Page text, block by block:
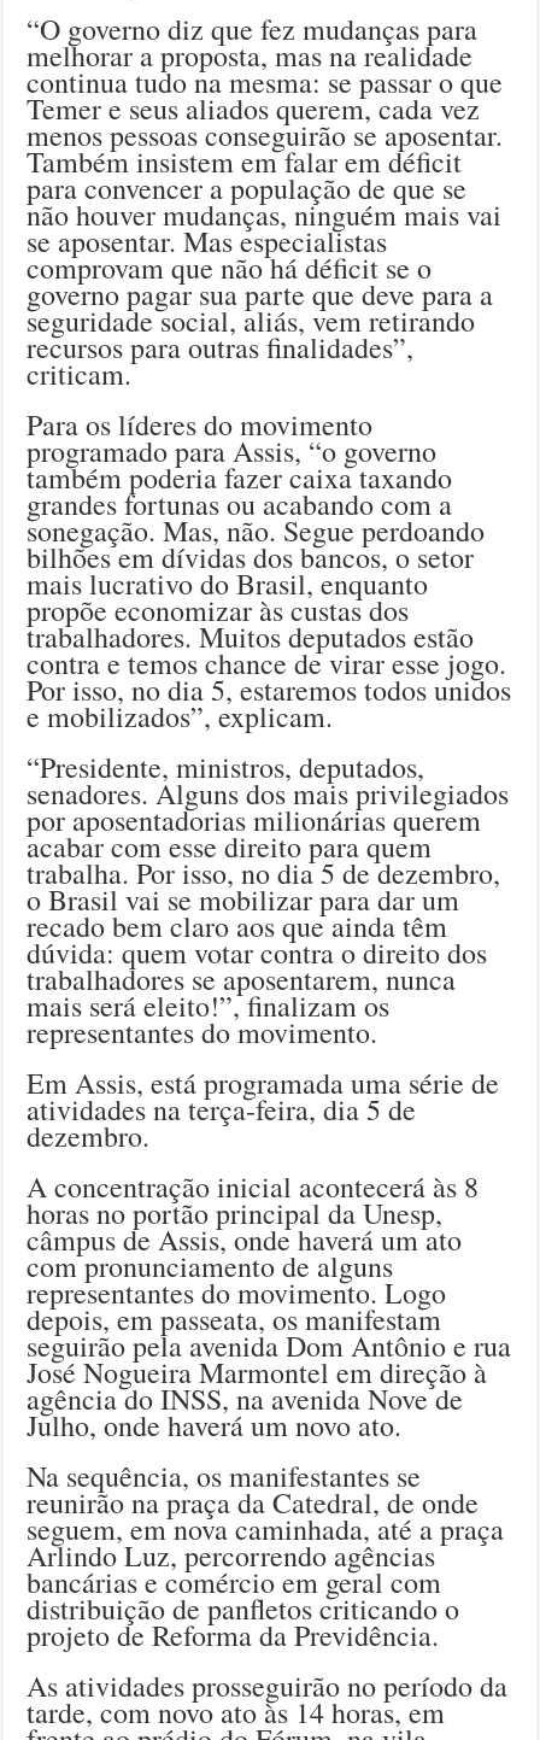
“O governo diz que fez mudanças para
melhorar a proposta, mas na realidade
continua tudo na mesma: se passar o que
Temer e seus aliados querem, cada vez
menos pessoas conseguirão se aposentar.
Também insistem em falar em déficit
para convencer a população de que se
não houver mudanças, ninguém mais vai
se aposentar. Mas especialistas
comprovam que não há déficit se o
governo pagar sua parte que deve para a
seguridade social, aliás, vem retirando
recursos para outras finalidades”,
criticam.
Para os líderes do movimento
programado para Assis, “o governo
também poderia fazer caixa taxando
grandes fortunas ou acabando com a
sonegação. Mas, não. Segue perdoando
bilhões em dívidas dos bancos, o setor
mais lucrativo do Brasil, enquanto
propõe economizar às custas dos
trabalhadores. Muitos deputados estão
contra e temos chance de virar esse jogo.
Por isso, no dia 5, estaremos todos unidos
e mobilizados”, explicam.
“Presidente, ministros, deputados,
senadores. Alguns dos mais privilegiados
por aposentadorias milionárias querem
acabar com esse direito para quem
trabalha. Por isso, no dia 5 de dezembro,
o Brasil vai se mobilizar para dar um
recado bem claro aos que ainda têm
dúvida: quem votar contra o direito dos
trabalhadores se aposentarem, nunca
mais será eleito!”, finalizam os
representantes do movimento.
Em Assis, está programada uma série de
atividades na terça-feira, dia 5 de
dezembro.
A concentração inicial acontecerá às 8
horas no portão principal da Unesp,
câmpus de Assis, onde haverá um ato
com pronunciamento de alguns
representantes do movimento. Logo
depois, em passeata, os manifestam
seguirão pela avenida Dom Antônio e rua
José Nogueira Marmontel em direção à
agência do INSS, na avenida Nove de
Julho, onde haverá um novo ato.
Na sequência, os manifestantes se
reunirão na praça da Catedral, de onde
seguem, em nova caminhada, até a praça
Arlindo Luz, percorrendo agências
bancárias e comércio em geral com
distribuição de panfletos criticando o
projeto de Reforma da Previdência.
As atividades prosseguirão no período da
tarde, com novo ato às 14 horas, em